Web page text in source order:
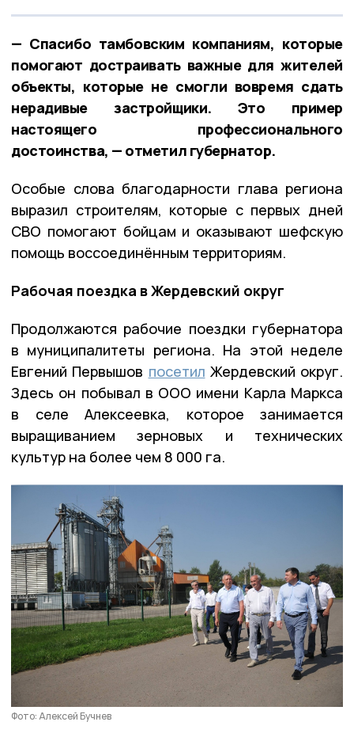
— Спасибо тамбовским компаниям, которые
помогают достраивать важные для жителей
объекты, которые не смогли вовремя сдать
нерадивые застройщики. Это пример
настоящего профессионального
достоинства, — отметил губернатор.
Особые слова благодарности глава региона
выразил строителям, которые с первых дней
СВО помогают бойцам и оказывают шефскую
помощь воссоединённым территориям.
Рабочая поездка в Жердевский округ
Продолжаются рабочие поездки губернатора
в муниципалитеты региона. На этой неделе
Евгений Первышов посетил Жердевский округ.
Здесь он побывал в ООО имени Карла Маркса
в селе Алексеевка, которое занимается
выращиванием зерновых и технических
культур на более чем 8 000 га.
Фото: Алексей Бучнев